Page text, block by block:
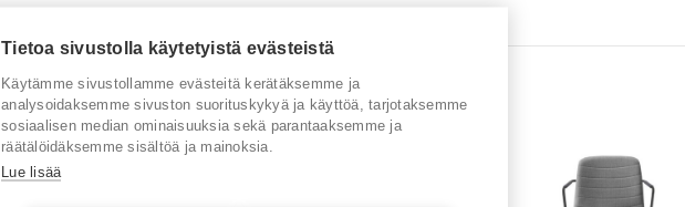
Sinua saattaisi kiinnostaa myös
Tietoa sivustolla käytetyistä evästeistä
Käytämme sivustollamme evästeitä kerätäksemme ja
analysoidaksemme sivuston suorituskykyä ja käyttöä, tarjotaksemme
sosiaalisen median ominaisuuksia sekä parantaaksemme ja
räätälöidäksemme sisältöä ja mainoksia.
Lue lisää